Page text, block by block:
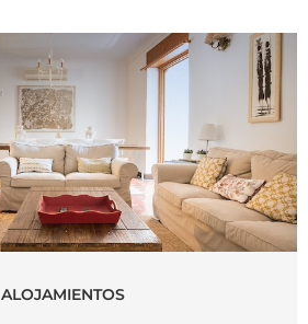
ALOJAMIENTOS